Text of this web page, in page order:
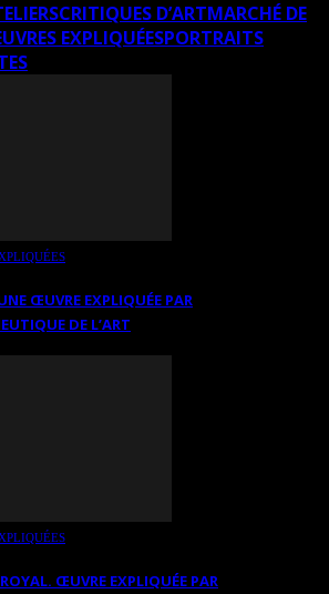
CRITIQUES D’ARTMARCHÉ DE
EXPLIQUÉESPORTRAITS
ŒUVRE EXPLIQUÉE PAR
DE L’ART
ŒUVRE EXPLIQUÉE PAR